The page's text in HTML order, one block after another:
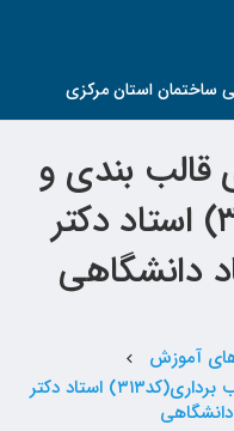
ساختمان استان مرکزی
قالب بندی و
قالب برداری(کد۳۱۳) استاد دکتر
دانشگاهی
آموزش chevron_left
اطلاعیه دوره مجازی قالب بندی و قالب برداری(کد۳۱۳) استاد دکتر